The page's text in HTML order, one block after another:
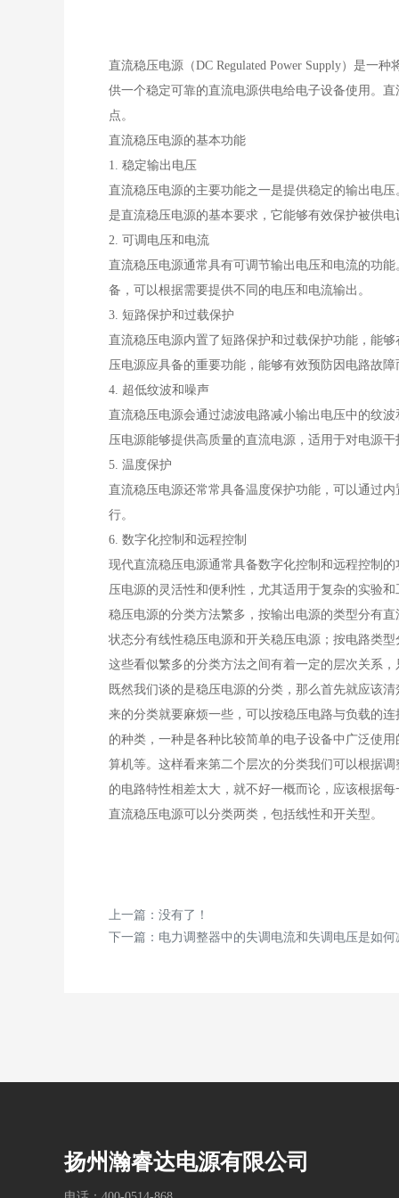
直流稳压电源（DC Regulated Power Supply）是一
供一个稳定可靠的直流电源供电给电子设备使用。
点。
直流稳压电源的基本功能
1. 稳定输出电压
直流稳压电源的主要功能之一是提供稳定的输出电
是直流稳压电源的基本要求，它能够有效保护被供
2. 可调电压和电流
直流稳压电源通常具有可调节输出电压和电流的功
备，可以根据需要提供不同的电压和电流输出。
3. 短路保护和过载保护
直流稳压电源内置了短路保护和过载保护功能，能
压电源应具备的重要功能，能够有效预防因电路故
4. 超低纹波和噪声
直流稳压电源会通过滤波电路减小输出电压中的纹
压电源能够提供高质量的直流电源，适用于对电源
5. 温度保护
直流稳压电源还常常具备温度保护功能，可以通过
行。
6. 数字化控制和远程控制
现代直流稳压电源通常具备数字化控制和远程控制
压电源的灵活性和便利性，尤其适用于复杂的实验
稳压电源的分类方法繁多，按输出电源的类型分有
状态分有线性稳压电源和开关稳压电源；按电路类
这些看似繁多的分类方法之间有着一定的层次关系
既然我们谈的是稳压电源的分类，那么首先就应该
来的分类就要麻烦一些，可以按稳压电路与负载的
的种类，一种是各种比较简单的电子设备中广泛使
算机等。这样看来第二个层次的分类我们可以根据
的电路特性相差太大，就不好一概而论，应该根据
直流稳压电源可以分类两类，包括线性和开关型。
上一篇：没有了！
下一篇： 电力调整器中的失调电流和失调电压是如何
扬州瀚睿达电源有限公司